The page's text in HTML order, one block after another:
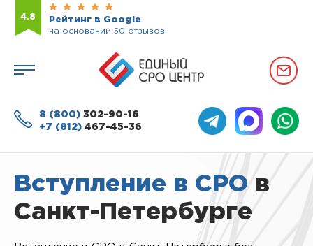
4.8
Рейтинг в Google
на основании 50 отзывов
8 (800) 302-90-16
+7 (812) 467-45-36
Вступление в СРО в
Санкт-Петербурге